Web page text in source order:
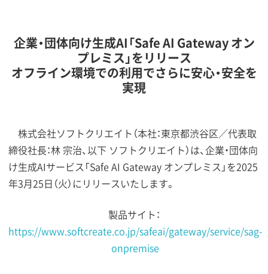
企業・団体向け生成AI「Safe AI Gateway オン
プレミス」をリリース
オフライン環境での利用でさらに安心・安全を
実現
株式会社ソフトクリエイト（本社：東京都渋谷区／代表取
締役社長：林 宗治、以下 ソフトクリエイト）は、企業・団体向
け生成AIサービス「Safe AI Gateway オンプレミス」を2025
年3月25日（火）にリリースいたします。
製品サイト：
https://www.softcreate.co.jp/safeai/gateway/service/sag-
onpremise